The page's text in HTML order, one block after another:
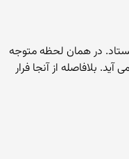
در همان لحظه متوجه
بلافاصله از آنجا فرار